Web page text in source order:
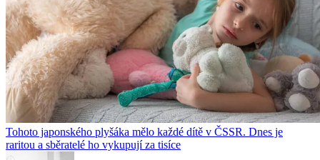
Tohoto japonského plyšáka mělo každé dítě v ČSSR. Dnes je
raritou a sběratelé ho vykupují za tisíce